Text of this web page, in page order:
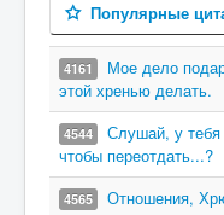
Популярные
4161
Мое дело
этой хренью делать.
4544
Слушай, у тебя
чтобы переотдать...?
4565
Отношения,